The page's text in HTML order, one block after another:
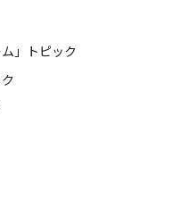
」トピック